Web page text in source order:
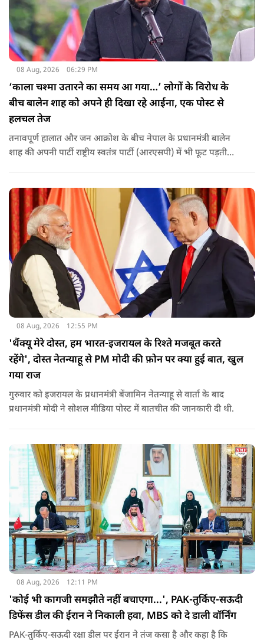
08 Aug, 2026 06:29 PM
‘काला चश्मा उतारने का समय आ गया…’ लोगों के विरोध के
बीच बालेन शाह को अपने ही दिखा रहे आईना, एक पोस्ट से
हलचल तेज
तनावपूर्ण हालात और जन आक्रोश के बीच नेपाल के प्रधानमंत्री बालेन
शाह की अपनी पार्टी राष्ट्रीय स्वतंत्र पार्टी (आरएसपी) में भी फूट पड़ती
08 Aug, 2026 12:55 PM
'थैंक्यू मेरे दोस्त, हम भारत-इजरायल के रिश्ते मजबूत करते
रहेंगे', दोस्त नेतन्याहू से PM मोदी की फ़ोन पर क्या हुई बात, खुल
गया राज
गुरुवार को इजरायल के प्रधानमंत्री बेंजामिन नेतन्याहू से वार्ता के बाद
प्रधानमंत्री मोदी ने सोशल मीड‍िया पोस्‍ट में बातचीत की जानकारी दी थी.
08 Aug, 2026 12:11 PM
'कोई भी कागजी समझौते नहीं बचाएगा...', PAK-तुर्किए-सऊदी
डिफेंस डील की ईरान ने निकाली हवा, MBS को दे डाली वॉर्निंग
PAK-तुर्किए-सऊदी रक्षा डील पर ईरान ने तंज कसा है और कहा है कि